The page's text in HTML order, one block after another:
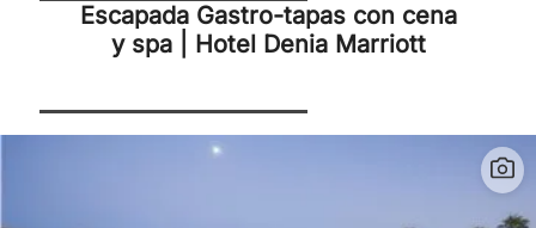
Escapada Gastro-tapas con cena
y spa | Hotel Denia Marriott